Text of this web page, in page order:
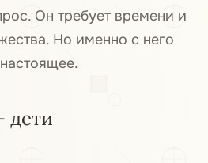
Он требует времени и
Но именно с него
дети